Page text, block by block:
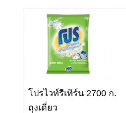
โปรไวท์รีเทิร์น 2700 ก.
ถุงเดี่ยว